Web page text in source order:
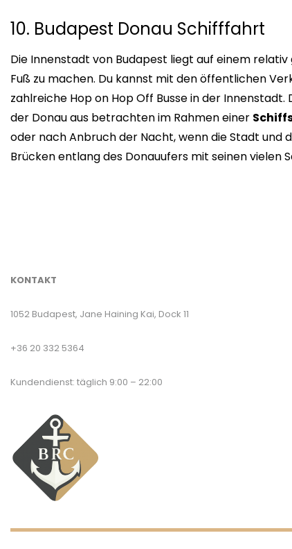
10. Budapest Donau Schifffahrt
Die Innenstadt von Budapest liegt auf einem
Fuß zu machen. Du kannst mit den öffentlichen
zahlreiche Hop on Hop Off Busse in der
der Donau aus betrachten im Rahmen einer
oder nach Anbruch der Nacht, wenn die Stadt und
Brücken entlang des Donauufers mit seinen vielen
KONTAKT
1052 Budapest, Jane Haining Kai, Dock 11
+36 20 332 5364
Kundendienst: täglich 9:00 – 22:00